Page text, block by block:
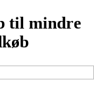
til mindre